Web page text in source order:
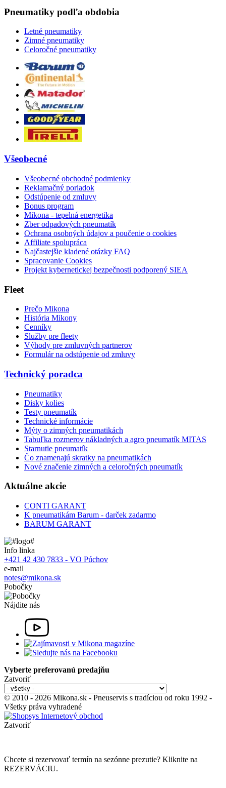
Pneumatiky podľa obdobia
Letné pneumatiky
Zimné pneumatiky
Celoročné pneumatiky
Všeobecné
Všeobecné obchodné podmienky
Reklamačný poriadok
Odstúpenie od zmluvy
Bonus program
Mikona - tepelná energetika
Zber odpadových pneumatík
Ochrana osobných údajov a poučenie o cookies
Affiliate spolupráca
Najčastejšie kladené otázky FAQ
Spracovanie Cookies
Projekt kybernetickej bezpečnosti podporený SIEA
Fleet
Prečo Mikona
História Mikony
Cenníky
Služby pre fleety
Výhody pre zmluvných partnerov
Formulár na odstúpenie od zmluvy
Technický poradca
Pneumatiky
Disky kolies
Testy pneumatík
Technické informácie
Mýty o zimných pneumatikách
Tabuľka rozmerov nákladných a agro pneumatík MITAS
Starnutie pneumatík
Čo znamenajú skratky na pneumatikách
Nové značenie zimných a celoročných pneumatík
Aktuálne akcie
CONTI GARANT
K pneumatikám Barum - darček zadarmo
BARUM GARANT
Info linka
+421 42 430 7833 - VO Púchov
e-mail
notes@mikona.sk
Pobočky
Nájdite nás
Vyberte preferovanú predajňu
Zatvoriť
© 2010 - 2026 Mikona.sk - Pneuservis s tradíciou od roku 1992 -
Všetky práva vyhradené
Zatvoriť
Chcete si rezervovať termín na sezónne prezutie? Kliknite na
REZERVÁCIU.